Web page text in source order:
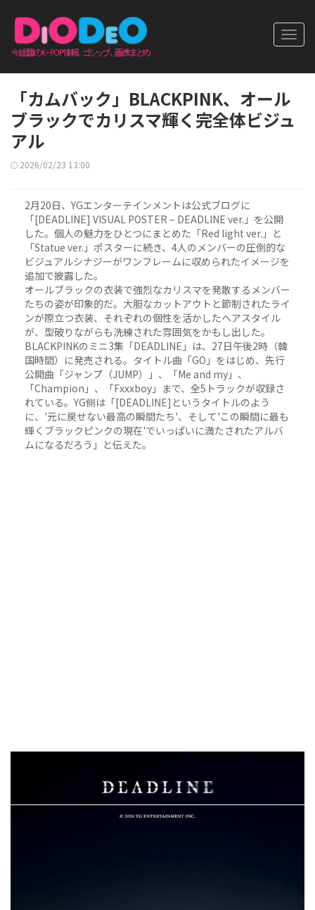
「カムバック」BLACKPINK、オール
ブラックでカリスマ輝く完全体ビジュ
アル
2026/02/23 13:00
2月20日、YGエンターテインメントは公式ブログに
「[DEADLINE] VISUAL POSTER – DEADLINE ver.」を公開
した。個人の魅力をひとつにまとめた「Red light ver.」と
「Statue ver.」ポスターに続き、4人のメンバーの圧倒的な
ビジュアルシナジーがワンフレームに収められたイメージを
追加で披露した。
オールブラックの衣装で強烈なカリスマを発散するメンバー
たちの姿が印象的だ。大胆なカットアウトと節制されたライ
ンが際立つ衣装、それぞれの個性を活かしたヘアスタイル
が、型破りながらも洗練された雰囲気をかもし出した。
BLACKPINKのミニ3集「DEADLINE」は、27日午後2時（韓
国時間）に発売される。タイトル曲「GO」をはじめ、先行
公開曲「ジャンプ（JUMP）」、「Me and my」、
「Champion」、「Fxxxboy」まで、全5トラックが収録さ
れている。YG側は「[DEADLINE]というタイトルのよう
に、'元に戻せない最高の瞬間たち'、そして'この瞬間に最も
輝くブラックピンクの現在'でいっぱいに満たされたアルバ
ムになるだろう」と伝えた。